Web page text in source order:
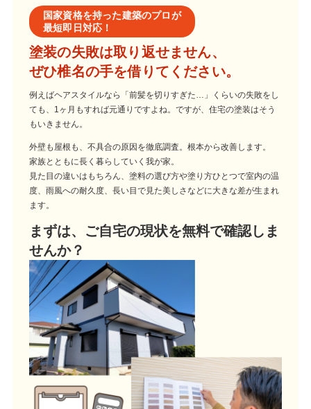
国家資格を持った建築のプロが
最短即日対応！
塗装の失敗は取り返せません、
ぜひ椎名の手を借りてください。
例えばヘアスタイルなら「前髪を切りすぎた…」くらいの失敗をし
ても、1ヶ月もすれば元通りですよね。ですが、住宅の塗装はそう
もいきません。
外壁も屋根も、不具合の原因を徹底調査。根本から改善します。
家族とともに長く暮らしていく我が家。
見た目の違いはもちろん、塗料の選び方や塗り方ひとつで室内の温
度、雨風への耐久度、長い目で見た美しさなどに大きな差が生まれ
ます。
まずは、ご自宅の現状を無料で確認しま
せんか？